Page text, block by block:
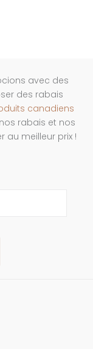
avec des
des rabais
canadiens
rabais et nos
au meilleur prix !